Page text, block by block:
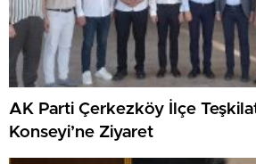
AK Parti Çerkezköy İlçe
Konseyi’ne Ziyaret